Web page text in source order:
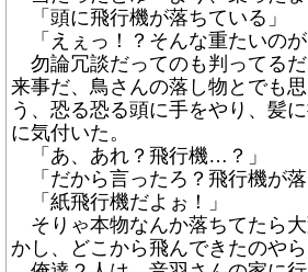
「頭に飛行機が落ちている」
「えぇっ！？そんな重たいのが
勿論冗談だってのも判ってる
来事だ、鳥さんの落し物とでも
う、恐る恐る頭に手をやり、髪
に気付いた。
「あ、あれ？飛行機…？」
「だから言ったろ？飛行機が落
「紙飛行機だよぉ！」
そりゃ本物なんか落ちてたら
かし、どこから飛んできたのや